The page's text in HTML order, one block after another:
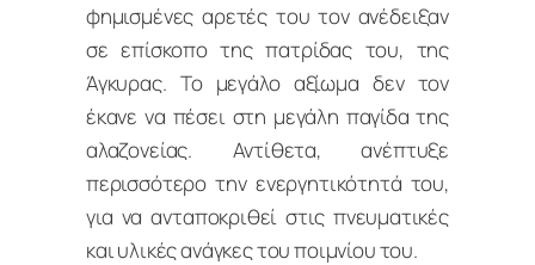
φημισμένες αρετές του τον ανέδειξαν
σε επίσκοπο της πατρίδας του, της
Άγκυρας. Το μεγάλο αξίωμα δεν τον
έκανε να πέσει στη μεγάλη παγίδα της
αλαζονείας. Αντίθετα, ανέπτυξε
περισσότερο την ενεργητικότητά του,
για να ανταποκριθεί στις πνευματικές
και υλικές ανάγκες του ποιμνίου του.